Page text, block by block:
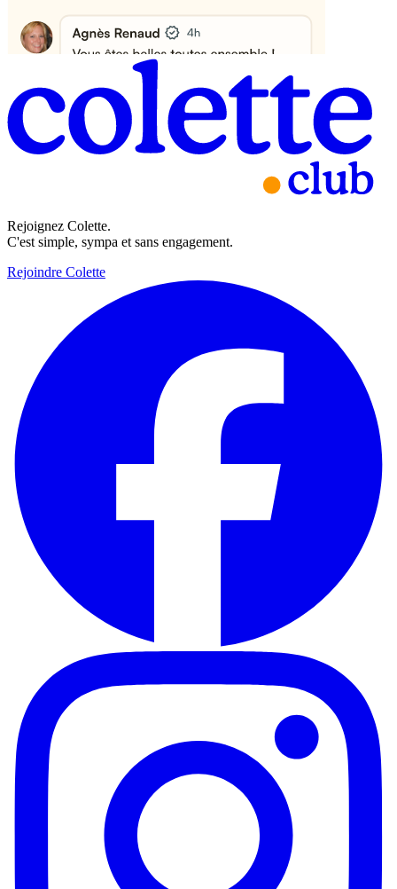
Rejoignez Colette.
C'est simple, sympa et sans engagement.
Rejoindre Colette